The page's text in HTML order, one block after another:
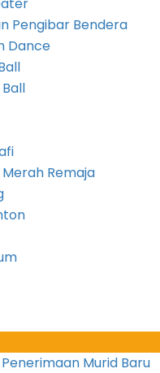
Pengibar Bendera
Dance
Remaja
Murid Baru